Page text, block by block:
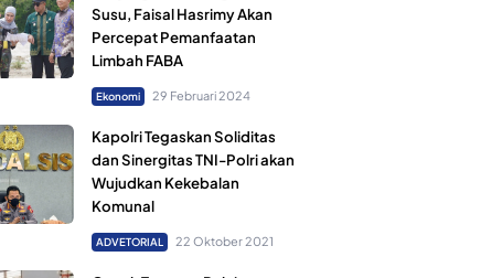
Susu, Faisal Hasrimy Akan
Percepat Pemanfaatan
Limbah FABA
Ekonomi 29 Februari 2024
Kapolri Tegaskan Soliditas
dan Sinergitas TNI-Polri akan
Wujudkan Kekebalan
Komunal
ADVETORIAL 22 Oktober 2021